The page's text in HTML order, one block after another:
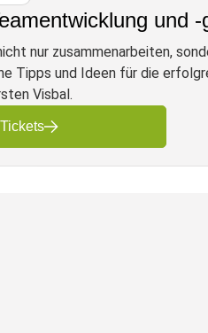
und
nur zusammenarbeiten,
Tipps und Ideen für die
Visbal.